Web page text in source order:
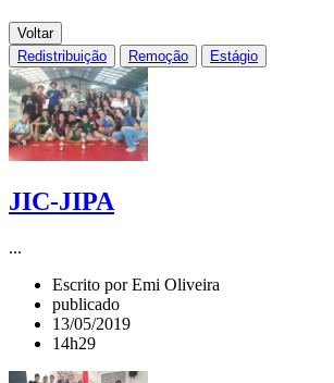
Voltar
Redistribuição
Remoção Estágio
JIC-JIPA
...
Escrito por Emi Oliveira
publicado
13/05/2019
14h29